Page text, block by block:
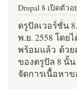
Drupal 8 เปิดตัว
ดรูปัลเวอร์ชั่น
พ.ย. 2558 โด
พร้อมแล้ว ด้ว
ของดรูปัล 8 นั้น
จัดการเนื้อหา